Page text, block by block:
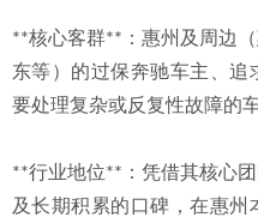
**核心客群**：惠州及周边
东等）的过保奔驰车主、追
要处理复杂或反复性故障的车
**行业地位**：凭借其核心
及长期积累的口碑，在惠